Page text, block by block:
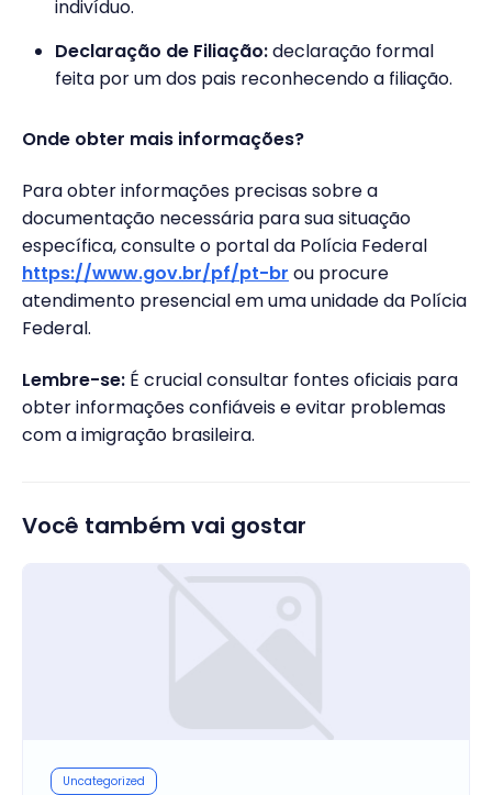
indivíduo.
Declaração de Filiação:declaração formal
feita por um dos pais reconhecendo a filiação.
Onde obter mais informações?
Para obter informações precisas sobre a
documentação necessária para sua situação
específica, consulte o portal da Polícia Federal
https://www.gov.br/pf/pt-br ou procure
atendimento presencial em uma unidade da Polícia
Federal.
Lembre-se: É crucial consultar fontes oficiais para
obter informações confiáveis e evitar problemas
com a imigração brasileira.
Você também vai gostar
Uncategorized